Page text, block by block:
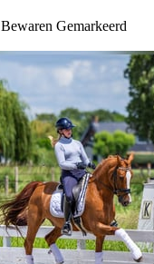
Bewaren Gemarkeerd